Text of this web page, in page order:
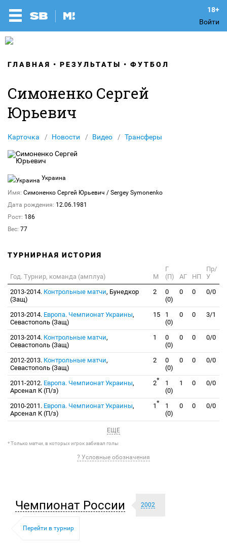
Войти
ГЛАВНАЯ РЕЗУЛЬТАТЫ ФУТБОЛ
Симоненко Сергей
Юрьевич
Карточка Новости Видео Трансферы
Украина
Имя: Симоненко Сергей Юрьевич / Sergey Symonenko
Дата рождения: 12.06.1981
Рост: 186
Вес: 77
ТУРНИРНАЯ ИСТОРИЯ
Год. Турнир, команда (амплуа) М
Г
(П)
АГ НП
Пр/
У
2013-2014. Контрольные матчи, Бунедкор
(Защ)
2
0
(0)
0 0 0/0
2013-2014. Европа. Чемпионат Украины,
Севастополь (Защ)
15
1
(0)
0 0 3/1
2013-2014. Контрольные матчи,
Севастополь (Защ)
1
0
(0)
0 0 0/0
2012-2013. Контрольные матчи,
Севастополь (Защ)
2
0
(0)
0 0 0/0
2011-2012. Европа. Чемпионат Украины,
Арсенал К (П/з)
2*
1
(0)
1 0 0/0
2010-2011. Европа. Чемпионат Украины,
Арсенал К (П/з)
1*
1
(0)
0 0 0/0
ЕЩЕ
* Только матчи, в которых игрок забивал голы
? Условные обозначения
Чемпионат России 2002
Перейти в турнир